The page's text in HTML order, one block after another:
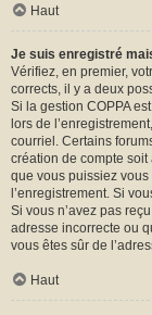
Haut
Je suis enregistré
Vérifiez, en premier,
corrects, il y a deux
Si la gestion COPPA
lors de
courriel. Certains
création de compte
que vous puissiez
l’enregistrement. Si
Si vous n’avez pas
adresse incorrecte ou
vous êtes sûr de
Haut